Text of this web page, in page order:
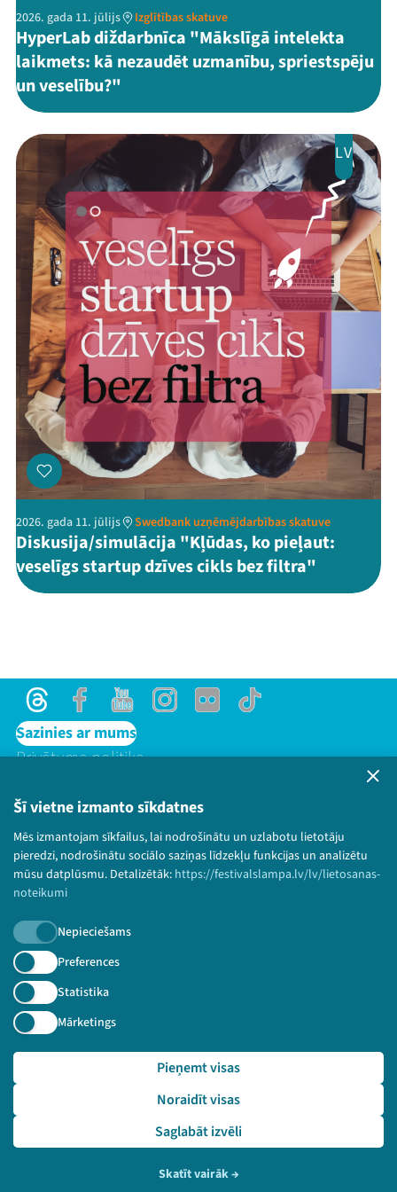
Šī vietne izmanto sīkdatnes
Mēs izmantojam sīkfailus, lai nodrošinātu un uzlabotu lietotāju
pieredzi, nodrošinātu sociālo saziņas līdzekļu funkcijas un analizētu
mūsu datplūsmu. Detalizētāk: https://festivalslampa.lv/lv/lietosanas-
noteikumi
Nepieciešams
Preferences
Statistika
Mārketings
Saglabāt izvēli
Noraidīt visas
Pieņemt visas
Skatīt vairāk→
2026. gada 11. jūlijs Izglītības skatuve
HyperLab diždarbnīca "Mākslīgā intelekta
laikmets: kā nezaudēt uzmanību, spriestspēju
un veselību?"
LV
2026. gada 11. jūlijs Swedbank uzņēmējdarbības skatuve
Diskusija/simulācija "Kļūdas, ko pieļaut:
veselīgs startup dzīves cikls bez filtra"
ThreadsFacebookYoutubeInstagram
Flick TikTok
Sazinies ar mums
Privātuma politika
Bērnu aizsardzības politika
© 2026 Sarunu festivāls LAMPA Visas tiesības
paturētas.
Piesakies jaunumiem!
Nepalaid garām aktuālāko informāciju!
🔗 https://festivalslampa.lv/lv/video-arhivs/1819?sp